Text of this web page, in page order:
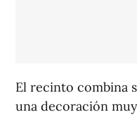
El recinto combina
una decoración